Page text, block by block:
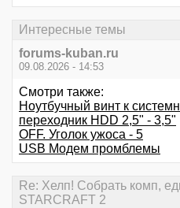
Интересные темы
forums-kuban.ru
09.08.2026 - 14:53
Смотри также:
Ноутбучный винт к
переходник HDD 2,5" - 3,5"
OFF. Уголок ужоса - 5
USB Модем промблемы
Re: Хелп! Собрать комп,
STARCRAFT 2